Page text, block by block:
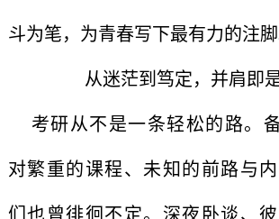
斗为笔，为青春写下最有力的注脚
从迷茫到笃定，并肩即
考研从不是一条轻松的路。
对繁重的课程、未知的前路与
们也曾徘徊不定。深夜卧谈、